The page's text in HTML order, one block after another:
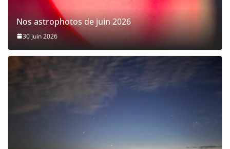
Nos astrophotos de juin 2026
30 juin 2026